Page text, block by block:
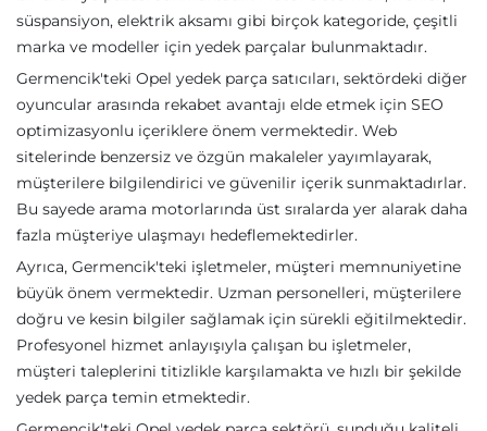
süspansiyon, elektrik aksamı gibi birçok kategoride, çeşitli
marka ve modeller için yedek parçalar bulunmaktadır.
Germencik'teki Opel yedek parça satıcıları, sektördeki diğer
oyuncular arasında rekabet avantajı elde etmek için SEO
optimizasyonlu içeriklere önem vermektedir. Web
sitelerinde benzersiz ve özgün makaleler yayımlayarak,
müşterilere bilgilendirici ve güvenilir içerik sunmaktadırlar.
Bu sayede arama motorlarında üst sıralarda yer alarak daha
fazla müşteriye ulaşmayı hedeflemektedirler.
Ayrıca, Germencik'teki işletmeler, müşteri memnuniyetine
büyük önem vermektedir. Uzman personelleri, müşterilere
doğru ve kesin bilgiler sağlamak için sürekli eğitilmektedir.
Profesyonel hizmet anlayışıyla çalışan bu işletmeler,
müşteri taleplerini titizlikle karşılamakta ve hızlı bir şekilde
yedek parça temin etmektedir.